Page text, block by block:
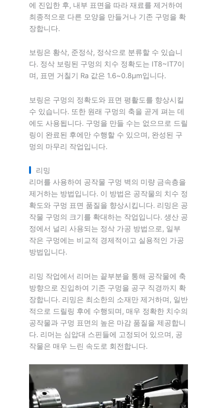
에 진입한 후, 내부 표면을 따라 재료를 제거하여
최종적으로 다른 모양을 만들거나 기존 구멍을 확
장합니다.
보링은 황삭, 준정삭, 정삭으로 분류할 수 있습니
다. 정삭 보링된 구멍의 치수 정확도는 IT8~IT7이
며, 표면 거칠기 Ra 값은 1.6~0.8μm입니다.
보링은 구멍의 정확도와 표면 평활도를 향상시킬
수 있습니다. 또한 원래 구멍의 축을 곧게 펴는 데
에도 사용됩니다. 구멍을 만들 수는 없으므로 드릴
링이 완료된 후에만 수행할 수 있으며, 완성된 구
멍의 마무리 작업입니다.
리밍
리머를 사용하여 공작물 구멍 벽의 미량 금속층을
제거하는 방법입니다. 이 방법은 공작물의 치수 정
확도와 구멍 표면 품질을 향상시킵니다. 리밍은 공
작물 구멍의 크기를 확대하는 작업입니다. 생산 공
정에서 널리 사용되는 정삭 가공 방법으로, 일부
작은 구멍에는 비교적 경제적이고 실용적인 가공
방법입니다.
리밍 작업에서 리머는 끝부분을 통해 공작물에 축
방향으로 진입하여 기존 구멍을 공구 직경까지 확
장합니다. 리밍은 최소한의 소재만 제거하며, 일반
적으로 드릴링 후에 수행되며, 매우 정확한 치수의
공작물과 구멍 표면의 높은 마감 품질을 제공합니
다. 리머는 심압대 스핀들에 고정되어 있으며, 공
작물은 매우 느린 속도로 회전합니다.